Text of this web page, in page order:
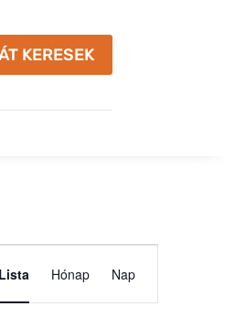
KERESEK
Esemény
nézet
navigáció
Lista Hónap Nap